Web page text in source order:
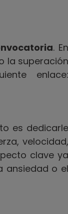
. En
la superación
enlace:
es dedicarle
velocidad,
clave ya
ansiedad o el